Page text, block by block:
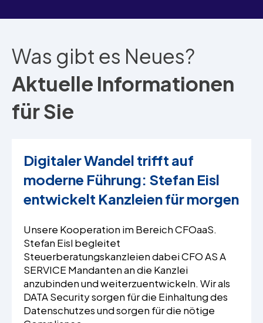
Was gibt es Neues?
Aktuelle Informationen
für Sie
Digitaler Wandel trifft auf
moderne Führung: Stefan Eisl
entwickelt Kanzleien für morgen
Unsere Kooperation im Bereich CFOaaS.
Stefan Eisl begleitet
Steuerberatungskanzleien dabei CFO AS A
SERVICE Mandanten an die Kanzlei
anzubinden und weiterzuentwickeln. Wir als
DATA Security sorgen für die Einhaltung des
Datenschutzes und sorgen für die nötige